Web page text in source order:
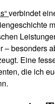
verbindet
– besonders
Eine
die ich